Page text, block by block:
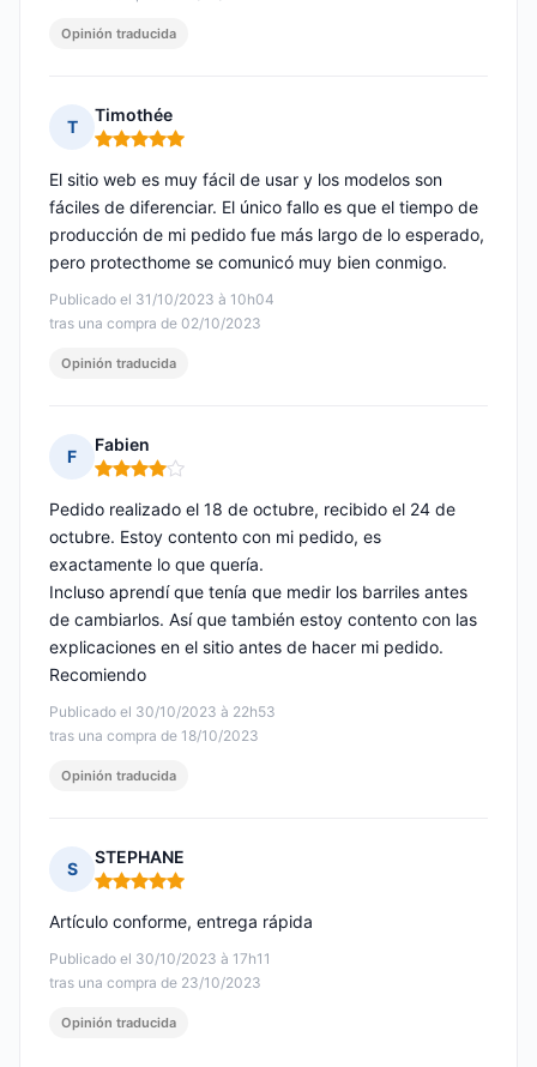
Opinión traducida
T
Timothée
Nota: 5 de 5
Publicado el 31/10/2023 à 10h04
tras una compra de 02/10/2023
El sitio web es muy fácil de usar y los modelos son
fáciles de diferenciar. El único fallo es que el tiempo de
producción de mi pedido fue más largo de lo esperado,
pero protecthome se comunicó muy bien conmigo.
Opinión traducida
F
Fabien
Nota: 4 de 5
Publicado el 30/10/2023 à 22h53
tras una compra de 18/10/2023
Pedido realizado el 18 de octubre, recibido el 24 de
octubre. Estoy contento con mi pedido, es
exactamente lo que quería.
Incluso aprendí que tenía que medir los barriles antes
de cambiarlos. Así que también estoy contento con las
explicaciones en el sitio antes de hacer mi pedido.
Recomiendo
Opinión traducida
S
STEPHANE
Nota: 5 de 5
Publicado el 30/10/2023 à 17h11
tras una compra de 23/10/2023
Artículo conforme, entrega rápida
Opinión traducida